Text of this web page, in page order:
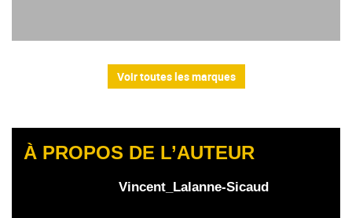
Voir toutes les marques
À PROPOS DE L’AUTEUR
Vincent_Lalanne-Sicaud